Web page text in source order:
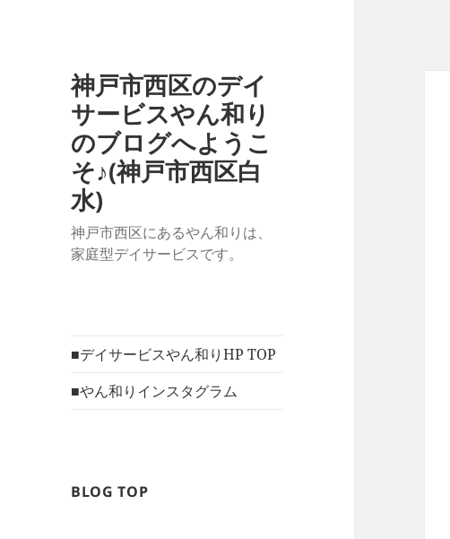
神戸市西区のデイ
サービスやん和り
のブログへようこ
そ♪(神戸市西区白
水)
神戸市西区にあるやん和りは、
家庭型デイサービスです。
■デイサービスやん和りHP TOP
■やん和りインスタグラム
BLOG TOP